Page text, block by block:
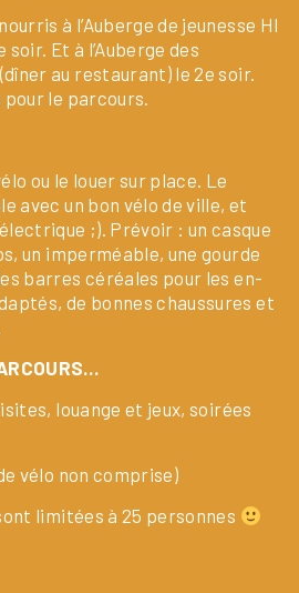
à l’Auberge de jeunesse HI
soir. Et à l’Auberge des
au restaurant) le 2e soir.
le parcours.
ou le louer sur place. Le
avec un bon vélo de ville, et
;). Prévoir : un casque
un imperméable, une gourde
barres céréales pour les en-
de bonnes chaussures et
louange et jeux, soirées
vélo non comprise)
limitées à 25 personnes